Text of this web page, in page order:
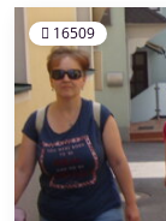
16509